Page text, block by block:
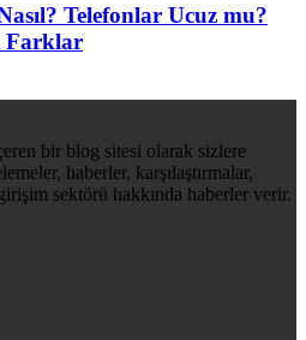
Telefonlar Ucuz mu?
Farklar
bir blog sitesi olarak sizlere
haberler, karşılaştırmalar,
sektörü hakkında haberler verir.